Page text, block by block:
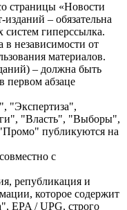
страницы «Новости
– обязательна
систем гиперссылка.
независимости от
материалов.
– должна быть
первом абзаце
"Экспертиза",
"Власть", "Выборы",
публикуются на
с
републикация и
которое содержит
EPA / UPG, строго